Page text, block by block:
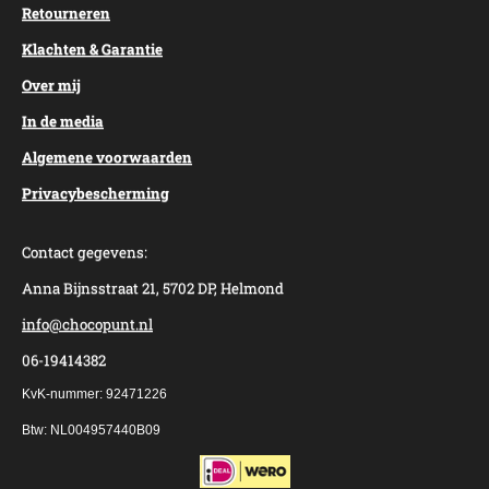
Retourneren
Klachten & Garantie
Over mij
In de media
Algemene voorwaarden
Privacybescherming
Contact gegevens:
Anna Bijnsstraat 21, 5702 DP, Helmond
info@chocopunt.nl
06-19414382
KvK-nummer: 92471226
Btw: NL004957440B09